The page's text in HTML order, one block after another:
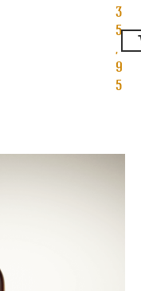
3
5
,
9
5